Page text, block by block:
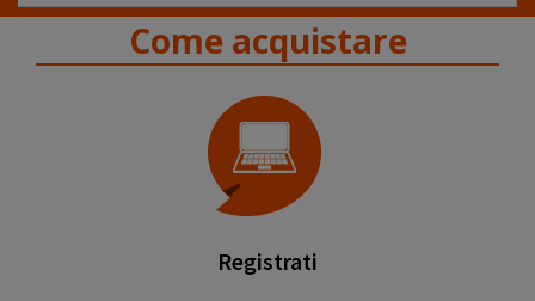
Vendita online di DVD e libri di
TUTTI I LIBRI CHE CERCHI A
Come acquistare
Registrati